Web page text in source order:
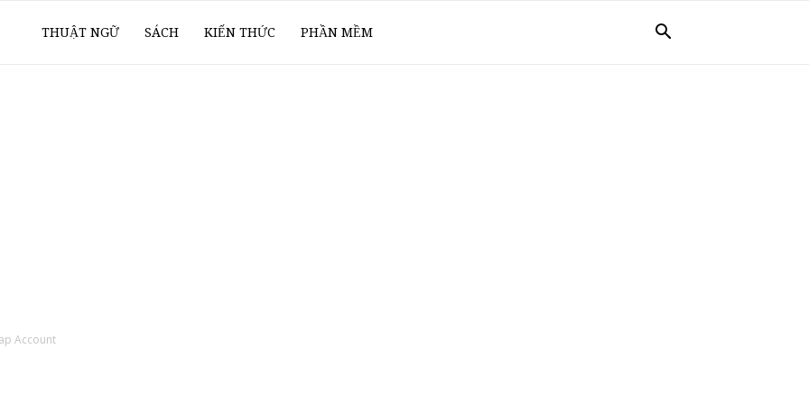
THUẬT NGỮ SÁCH KIẾN THỨC PHẦN MỀM
Account